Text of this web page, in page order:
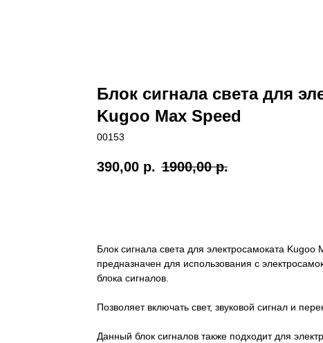
Блок сигнала света для
Kugoo Max Speed
00153
390,00 р. 1900,00 р.
Блок сигнала света для электросамоката Kugoo
предназначен для использования с
блока сигналов.
Позволяет включать свет, звуковой сигнал и
Данный блок сигналов также подходит для